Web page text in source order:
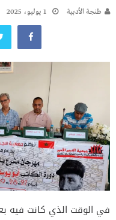
طنجة الأدبية 1 يوليو، 2025
في الوقت الذي كانت فيه